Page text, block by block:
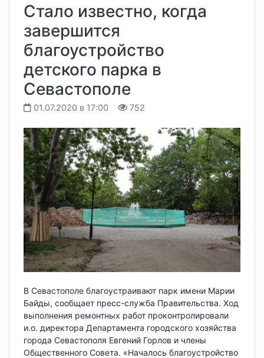
Стало известно, когда
завершится
благоустройство
детского парка в
Севастополе
01.07.2020 в 17:00 752
В Севастополе благоустраивают парк имени Марии
Байды, сообщает пресс-служба Правительства. Ход
выполнения ремонтных работ проконтролировали
и.о. директора Департамента городского хозяйства
города Севастополя Евгений Горлов и члены
Общественного Совета. «Началось благоустройство